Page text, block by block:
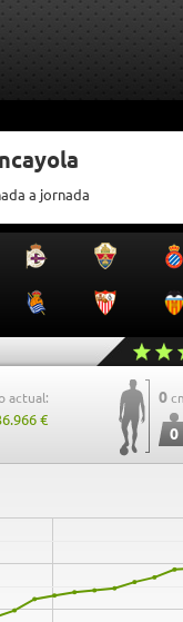
a jornada
actual:
€
0
0